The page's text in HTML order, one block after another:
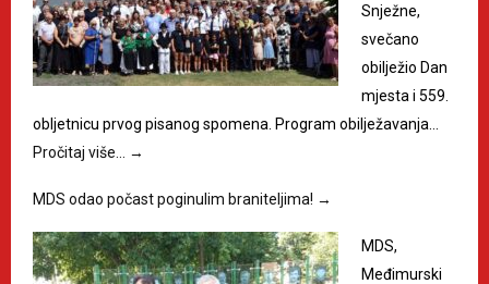
Snježne,
svečano
obilježio Dan
mjesta i 559.
obljetnicu prvog pisanog spomena. Program obilježavanja…
Pročitaj više…
→
MDS odao počast poginulim braniteljima! →
MDS,
Međimurski